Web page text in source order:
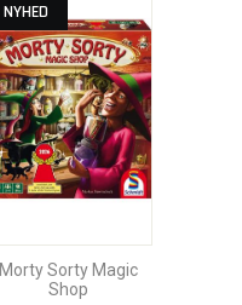
NYHED
Morty Sorty Magic
Shop